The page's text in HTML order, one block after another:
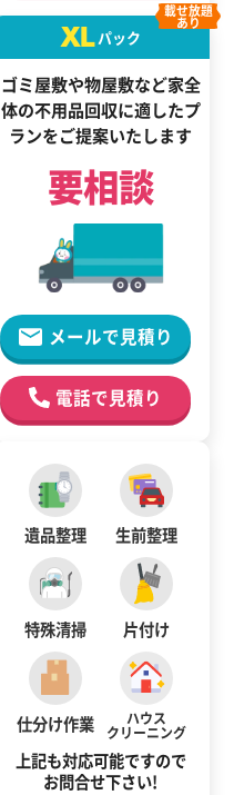
XLパック
ゴミ屋敷や物屋敷など家全
体の不用品回収に適したプ
ランをご提案いたします
載せ放題
あり
要相談
メールで見積り
電話で見積り
遺品整理 生前整理
特殊清掃 片付け
仕分け作業 ハウス
クリーニング
上記も対応可能ですので
お問合せ下さい!